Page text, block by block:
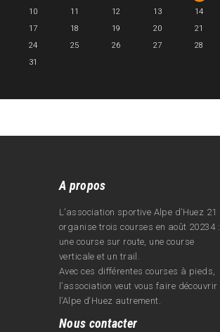
10
11 12 13 14
17
18 19 20 21
24
25 26 27 28
31
A propos
L’association sportive Alpe d’Huez 21
organise trois courses en août 20234 :
une course sur route, une course
verticale et un trail.
Avec ces différentes courses à pieds,
l’association veut vous faire découvrir
l’Alpe d‘Huez autrement.
Nous contacter